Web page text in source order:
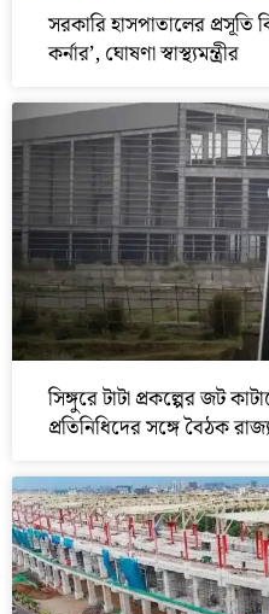
সরকারি হাসপাতালের প্রসূতি
কর্নার’, ঘোষণা স্বাস্থ্যমন্ত্রীর
সিঙ্গুরে টাটা প্রকল্পের জট
প্রতিনিধিদের সঙ্গে বৈঠক